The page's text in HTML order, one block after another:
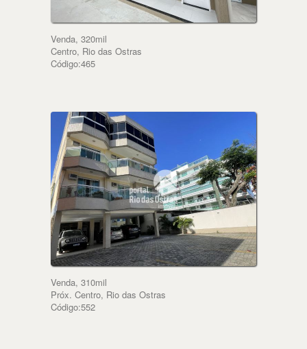
Venda, 320mil
Centro, Rio das Ostras
Código:465
Venda, 310mil
Próx. Centro, Rio das Ostras
Código:552